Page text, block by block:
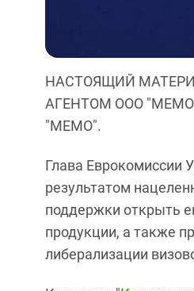
НАСТОЯЩИЙ
АГЕНТОМ ООО
"МЕМО".
Глава Еврокомиссии
результатом
поддержки открыть
продукции, а также
либерализации